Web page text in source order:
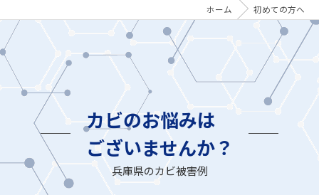
ホーム 初めての方へ
カビのお悩みは
ございませんか？
兵庫県のカビ被害例